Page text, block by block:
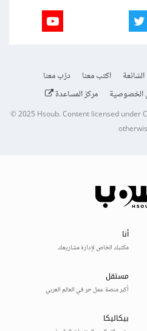
اكتب معنا
درّب معنا
الخصوصية مركز المساعدة
© 2025Hsoub.Content licensed under